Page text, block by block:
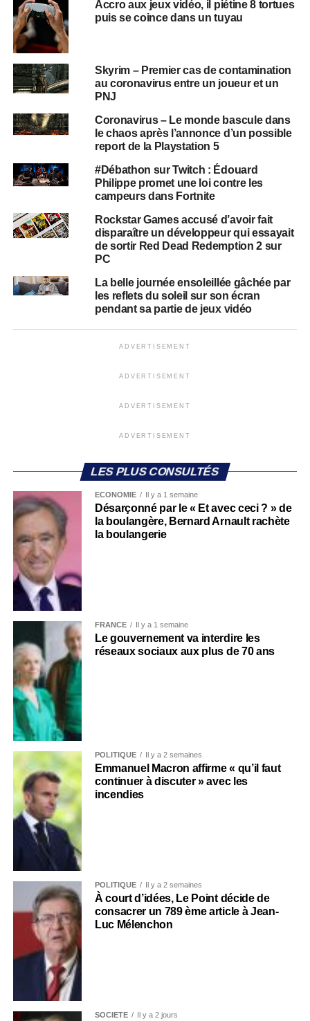
Accro aux jeux vidéo, il piétine 8 tortues
puis se coince dans un tuyau
Skyrim – Premier cas de contamination
au coronavirus entre un joueur et un
PNJ
Coronavirus – Le monde bascule dans
le chaos après l’annonce d’un possible
report de la Playstation 5
#Débathon sur Twitch : Édouard
Philippe promet une loi contre les
campeurs dans Fortnite
Rockstar Games accusé d’avoir fait
disparaître un développeur qui essayait
de sortir Red Dead Redemption 2 sur
PC
La belle journée ensoleillée gâchée par
les reflets du soleil sur son écran
pendant sa partie de jeux vidéo
ADVERTISEMENT
ADVERTISEMENT
ADVERTISEMENT
ADVERTISEMENT
LES PLUS CONSULTÉS
ECONOMIE Il y a 1 semaine
Désarçonné par le « Et avec ceci ? » de
la boulangère, Bernard Arnault rachète
la boulangerie
FRANCE Il y a 1 semaine
Le gouvernement va interdire les
réseaux sociaux aux plus de 70 ans
POLITIQUE Il y a 2 semaines
Emmanuel Macron affirme « qu’il faut
continuer à discuter » avec les
incendies
POLITIQUE Il y a 2 semaines
À court d’idées, Le Point décide de
consacrer un 789 ème article à Jean-
Luc Mélenchon
SOCIÉTÉ Il y a 2 jours